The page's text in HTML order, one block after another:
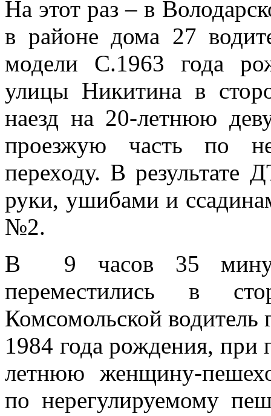
На этот раз – в
в районе дома 27
модели С.1963 года
улицы Никитина в
наезд на 20-летнюю
проезжую часть по
переходу. В результате
руки, ушибами и
№2.
В 9 часов 35 минут
переместились в
Комсомольской водитель
1984 года рождения, при
летнюю женщину-
по нерегулируемому